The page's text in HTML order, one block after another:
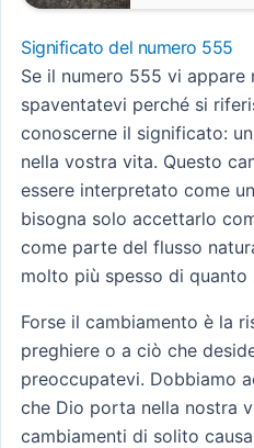
Significato del numero 555
Se il numero 555 vi appare
spaventatevi perché si
conoscerne il significato:
nella vostra vita. Questo
essere interpretato come
bisogna solo accettarlo
come parte del flusso
molto più spesso di quanto
Forse il cambiamento è la
preghiere o a ciò che
preoccupatevi. Dobbiamo
che Dio porta nella nostra
cambiamenti di solito